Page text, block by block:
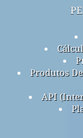
Produtos
API